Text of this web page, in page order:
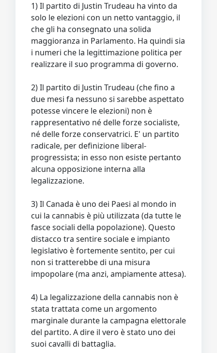
1) Il partito di Justin Trudeau ha vinto da
solo le elezioni con un netto vantaggio, il
che gli ha consegnato una solida
maggioranza in Parlamento. Ha quindi sia
i numeri che la legittimazione politica per
realizzare il suo programma di governo.
2) Il partito di Justin Trudeau (che fino a
due mesi fa nessuno si sarebbe aspettato
potesse vincere le elezioni) non è
rappresentativo né delle forze socialiste,
né delle forze conservatrici. E' un partito
radicale, per definizione liberal-
progressista; in esso non esiste pertanto
alcuna opposizione interna alla
legalizzazione.
3) Il Canada è uno dei Paesi al mondo in
cui la cannabis è più utilizzata (da tutte le
fasce sociali della popolazione). Questo
distacco tra sentire sociale e impianto
legislativo è fortemente sentito, per cui
non si tratterebbe di una misura
impopolare (ma anzi, ampiamente attesa).
4) La legalizzazione della cannabis non è
stata trattata come un argomento
marginale durante la campagna elettorale
del partito. A dire il vero è stato uno dei
suoi cavalli di battaglia.